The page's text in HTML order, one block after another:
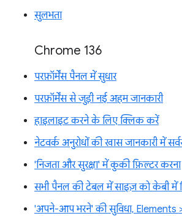
सुलभता
Chrome 136
परफ़ॉर्मेंस पैनल में सुधार
परफ़ॉर्मेंस से जुड़ी नई अहम जानकारी
हाइलाइट करने के लिए क्लिक करें
नेटवर्क अनुरोधों की खास जानकारी में
'निजता और सुरक्षा' में कुकी फ़िल्टर करना
सभी पैनल की टेबल में साइज़ को केबी में
'अपने-आप भरने' की सुविधा, Elements